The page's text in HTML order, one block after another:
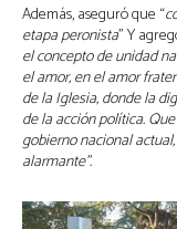
Además, aseguró que “
etapa peronista” Y
el concepto de unidad
el amor, en el amor
de la Iglesia, donde la
de la acción política.
gobierno nacional
alarmante”.